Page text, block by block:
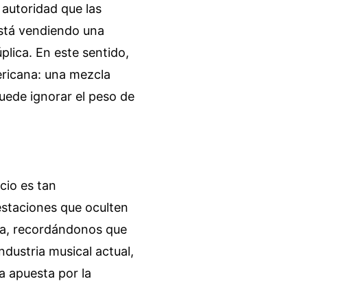
que las
vendiendo una
En este sentido,
una mezcla
ignorar el peso de
es tan
que oculten
recordándonos que
musical actual,
apuesta por la